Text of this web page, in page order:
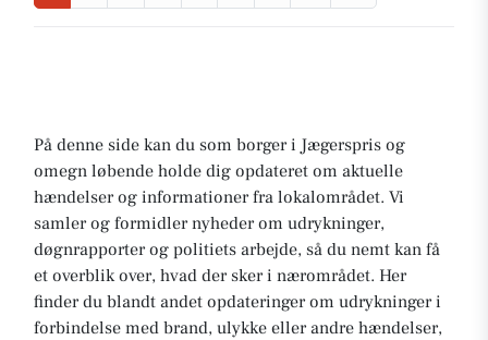
På denne side kan du som borger i Jægerspris og
omegn løbende holde dig opdateret om aktuelle
hændelser og informationer fra lokalområdet. Vi
samler og formidler nyheder om udrykninger,
døgnrapporter og politiets arbejde, så du nemt kan få
et overblik over, hvad der sker i nærområdet. Her
finder du blandt andet opdateringer om udrykninger i
forbindelse med brand, ulykke eller andre hændelser,